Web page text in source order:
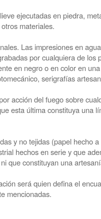
ejecutadas en piedra,
materiales.
Las impresiones en
por cualquiera de los
en negro o en color en
serigrafías
acción del fuego sobre
esta última constituya una
y no tejidas (papel hecho
hechos en serie y que
que constituyan una
será quien defina el
mencionadas.